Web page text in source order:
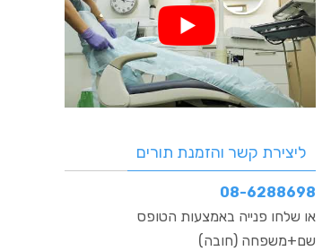
ליצירת קשר והזמנת תורים
08-6288698
או שלחו פנייה באמצעות הטופס
שם+משפחה (חובה)